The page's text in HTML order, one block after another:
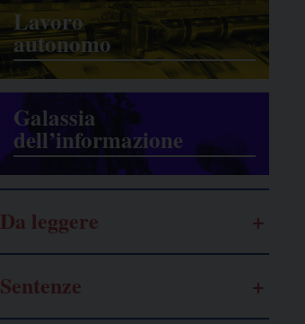
Lavoro
autonomo
Galassia
dell’informazione
Da leggere
Sentenze